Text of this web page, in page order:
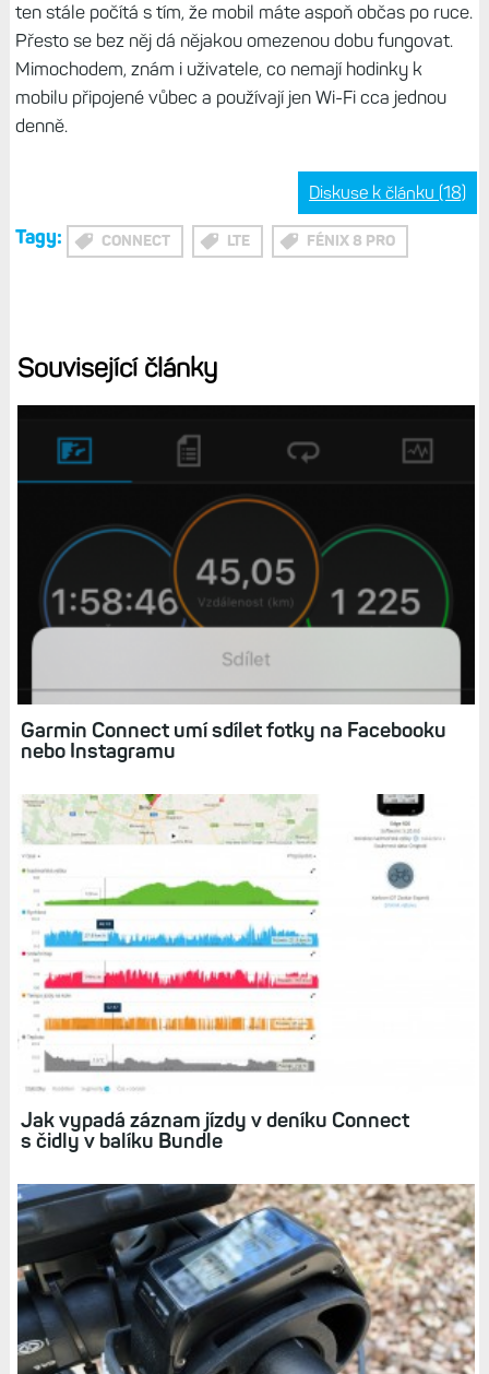
ten stále počítá s tím, že mobil máte aspoň občas po ruce.
Přesto se bez něj dá nějakou omezenou dobu fungovat.
Mimochodem, znám i uživatele, co nemají hodinky k
mobilu připojené vůbec a používají jen Wi-Fi cca jednou
denně.
Diskuse k článku (18)
Tagy: CONNECT LTE FÉNIX 8 PRO
Související články
Garmin Connect umí sdílet fotky na Facebooku
nebo Instagramu